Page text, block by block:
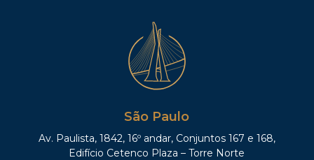
São Paulo
Av. Paulista, 1842, 16º andar, Conjuntos 167 e 168,
Edifício Cetenco Plaza – Torre Norte